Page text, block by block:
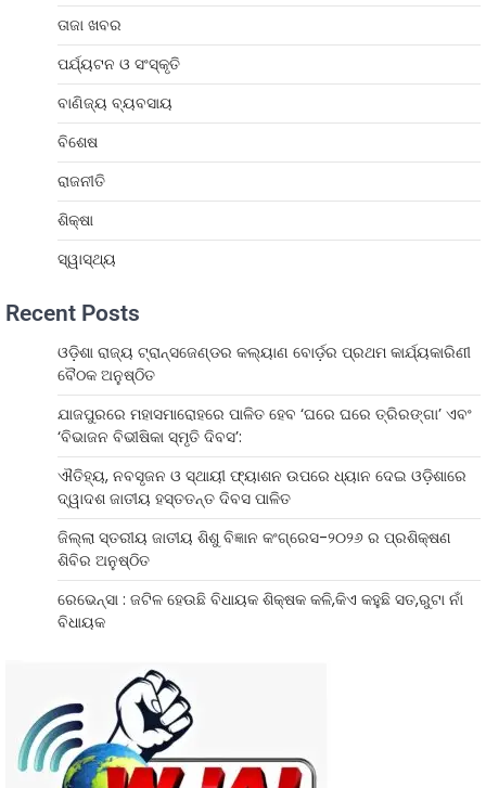
ତାଜା ଖବର
ପର୍ଯ୍ୟଟନ ଓ ସଂସ୍କୃତି
ବାଣିଜ୍ୟ ବ୍ୟବସାୟ
ବିଶେଷ
ରାଜନୀତି
ଶିକ୍ଷା
ସ୍ୱାସ୍ଥ୍ୟ
Recent Posts
ଓଡ଼ିଶା ରାଜ୍ୟ ଟ୍ରାନ୍ସଜେଣ୍ଡର କଲ୍ୟାଣ ବୋର୍ଡ଼ର ପ୍ରଥମ କାର୍ଯ୍ୟକାରିଣୀ
ବୈଠକ ଅନୁଷ୍ଠିତ
ଯାଜପୁରରେ ମହାସମାରୋହରେ ପାଳିତ ହେବ ‘ଘରେ ଘରେ ତ୍ରିରଙ୍ଗା’ ଏବଂ
‘ବିଭାଜନ ବିଭୀଷିକା ସ୍ମୃତି ଦିବସ’:
ଐତିହ୍ୟ, ନବସୃଜନ ଓ ସ୍ଥାୟୀ ଫ୍ୟାଶନ ଉପରେ ଧ୍ୟାନ ଦେଇ ଓଡ଼ିଶାରେ
ଦ୍ୱାଦଶ ଜାତୀୟ ହସ୍ତତନ୍ତ ଦିବସ ପାଳିତ
ଜିଲ୍ଲା ସ୍ତରୀୟ ଜାତୀୟ ଶିଶୁ ବିଜ୍ଞାନ କଂଗ୍ରେସ-୨୦୨୬ ର ପ୍ରଶିକ୍ଷଣ
ଶିବିର ଅନୁଷ୍ଠିତ
ରେଭେନ୍ସା : ଜଟିଳ ହେଉଛି ବିଧାୟକ ଶିକ୍ଷକ କଳି,କିଏ କହୁଛି ସତ,ରୁଟା ନାଁ
ବିଧାୟକ